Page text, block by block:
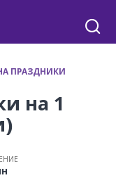
ПРАЗДНИКИ
на 1